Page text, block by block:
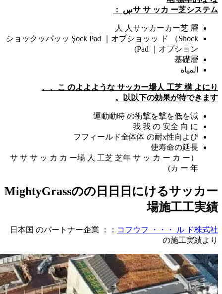
ショック
（サ サ
日本国